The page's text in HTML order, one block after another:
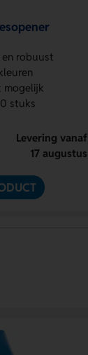
robuust
mogelijk
stuks
Levering vanaf
17 augustus